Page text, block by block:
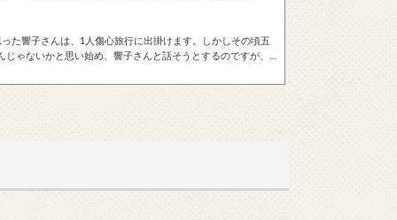
た響子さんは、1人傷心旅行に出掛けます。しかしその頃五
ゃないかと思い始め、響子さんと話そうとするのですが、
。 すれ違いMAXのエピソードめぞん一刻は勘違いとすれ違